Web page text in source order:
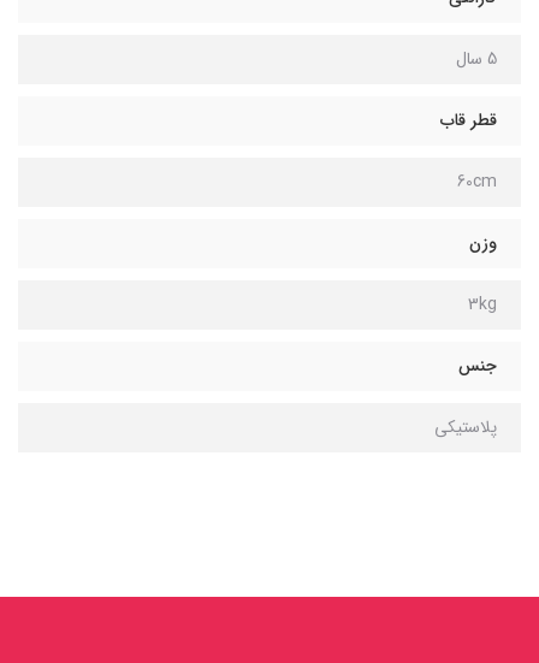
5 سال
قطر قاب
60cm
وزن
3kg
جنس
پلاستیکی